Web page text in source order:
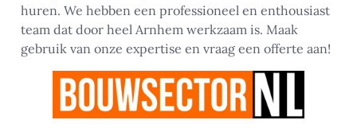
huren. We hebben een professioneel en enthousiast
team dat door heel Arnhem werkzaam is. Maak
gebruik van onze expertise en vraag een offerte aan!